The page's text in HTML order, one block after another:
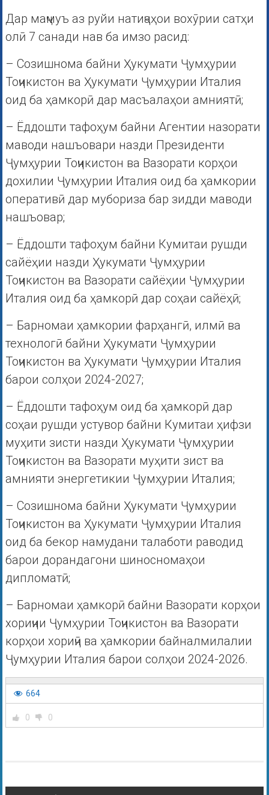
Дар маҷмуъ аз руйи натиҷаҳои вохӯрии сатҳи
олӣ 7 санади нав ба имзо расид:
– Созишнома байни Ҳукумати Ҷумҳурии
Тоҷикистон ва Ҳукумати Ҷумҳурии Италия
оид ба ҳамкорӣ дар масъалаҳои амниятӣ;
– Ёддошти тафоҳум байни Агентии назорати
маводи нашъовари назди Президенти
Ҷумҳурии Тоҷикистон ва Вазорати корҳои
дохилии Ҷумҳурии Италия оид ба ҳамкории
оперативӣ дар мубориза бар зидди маводи
нашъовар;
– Ёддошти тафоҳум байни Кумитаи рушди
сайёҳии назди Ҳукумати Ҷумҳурии
Тоҷикистон ва Вазорати сайёҳии Ҷумҳурии
Италия оид ба ҳамкорӣ дар соҳаи сайёҳӣ;
– Барномаи ҳамкории фарҳангӣ, илмӣ ва
технологӣ байни Ҳукумати Ҷумҳурии
Тоҷикистон ва Ҳукумати Ҷумҳурии Италия
барои солҳои 2024-2027;
– Ёддошти тафоҳум оид ба ҳамкорӣ дар
соҳаи рушди устувор байни Кумитаи ҳифзи
муҳити зисти назди Ҳукумати Ҷумҳурии
Тоҷикистон ва Вазорати муҳити зист ва
амнияти энергетикии Ҷумҳурии Италия;
– Созишнома байни Ҳукумати Ҷумҳурии
Тоҷикистон ва Ҳукумати Ҷумҳурии Италия
оид ба бекор намудани талаботи раводид
барои дорандагони шиносномаҳои
дипломатӣ;
– Барномаи ҳамкорӣ байни Вазорати корҳои
хориҷии Ҷумҳурии Тоҷикистон ва Вазорати
корҳои хориҷӣ ва ҳамкории байналмилалии
Ҷумҳурии Италия барои солҳои 2024-2026.
664
0 0